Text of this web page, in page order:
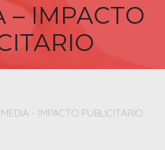
– IMPACTO
- IMPACTO PUBLICITARIO